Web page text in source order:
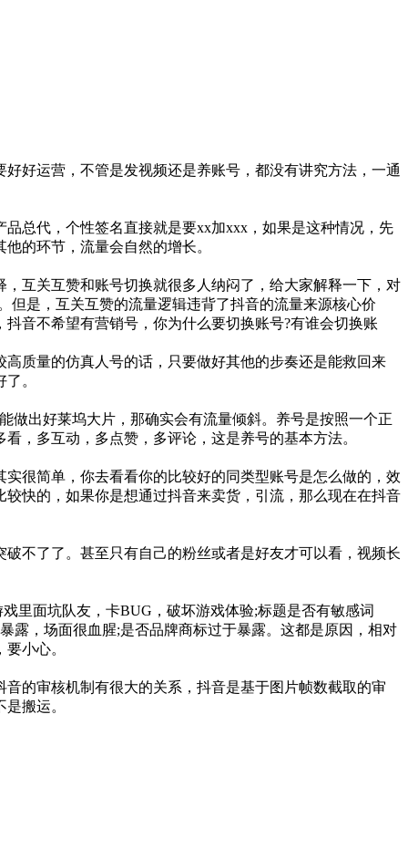
好运营，不管是发视频还是养账号，都没有讲究方法，一通
总代，个性签名直接就是要xx加xxx，如果是这种情况，先
的环节，流量会自然的增长。
互关互赞和账号切换就很多人纳闷了，给大家解释一下，对
但是，互关互赞的流量逻辑违背了抖音的流量来源核心价
音不希望有营销号，你为什么要切换账号?有谁会切换账
质量的仿真人号的话，只要做好其他的步奏还是能救回来
。
做出好莱坞大片，那确实会有流量倾斜。养号是按照一个正
，多互动，多点赞，多评论，这是养号的基本方法。
很简单，你去看看你的比较好的同类型账号是怎么做的，效
快的，如果你是想通过抖音来卖货，引流，那么现在在抖音
不了了。甚至只有自己的粉丝或者是好友才可以看，视频长
里面坑队友，卡BUG，破坏游戏体验;标题是否有敏感词
露，场面很血腥;是否品牌商标过于暴露。这都是原因，相对
小心。
的审核机制有很大的关系，抖音是基于图片帧数截取的审
搬运。